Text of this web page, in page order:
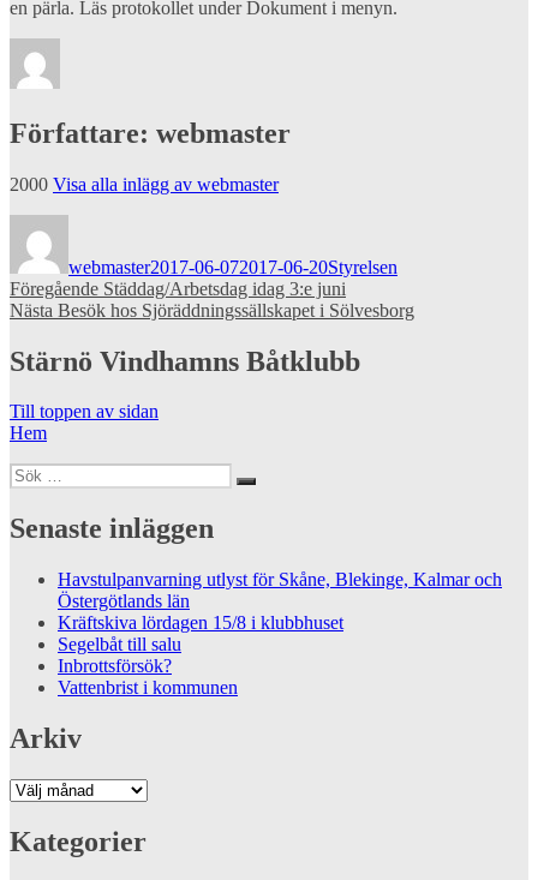
en pärla. Läs protokollet under Dokument i menyn.
Författare: webmaster
2000 Visa alla inlägg av webmaster
webmaster2017-06-072017-06-20Styrelsen
Inläggsnavigering
Föregående Föregående
inlägg:
Städdag/Arbetsdag idag 3:e juni
Nästa Nästa
Besök hos Sjöräddningssällskapet i Sölvesborg
Stärnö Vindhamns Båtklubb
Till toppen av sidan
Hem
Sök
efter:
Sök
Senaste inläggen
Havstulpanvarning utlyst för Skåne, Blekinge, Kalmar och
Östergötlands län
Kräftskiva lördagen 15/8 i klubbhuset
Segelbåt till salu
Inbrottsförsök?
Vattenbrist i kommunen
Arkiv
Arkiv
Kategorier